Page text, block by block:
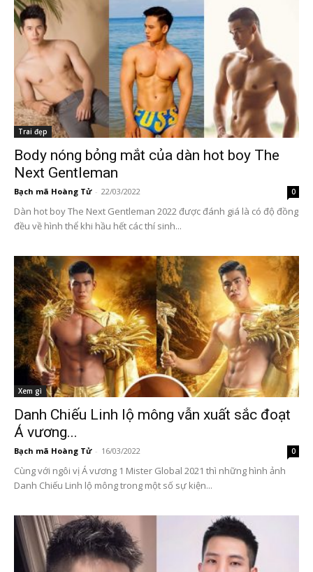
Trai đẹp
Body nóng bỏng mắt của dàn hot boy The
Next Gentleman
Bạch mã Hoàng Tử - 22/03/2022 0
Dàn hot boy The Next Gentleman 2022 được đánh giá là có độ đồng
đều về hình thể khi hầu hết các thí sinh...
Xem gì
Danh Chiếu Linh lộ mông vẫn xuất sắc đoạt
Á vương...
Bạch mã Hoàng Tử - 16/03/2022 0
Cùng với ngôi vị Á vương 1 Mister Global 2021 thì những hình ảnh
Danh Chiếu Linh lộ mông trong một số sự kiện...